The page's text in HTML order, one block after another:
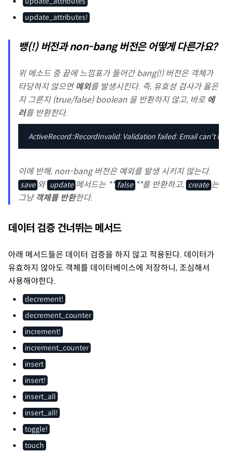
update_attributes!
뱅(!) 버전과 non-bang 버전은 어떻게 다른가요?
위 메소드 중 끝에 느낌표가 들어간 bang(!) 버전은 객체가
타당하지 않으면 예외를 발생시킨다. 즉, 유효성 검사가 옳은
지 그른지 (true/false) boolean 을 반환하지 않고, 바로 에
러를 반환한다.
ActiveRecord::RecordInvalid: Validation failed: Email can't
이에 반해, non-bang 버전은 예외를 발생 시키지 않는다.
save 와 update 메서드는 ** false **를 반환하고, create 는
그냥객체를 반환한다.
데이터 검증 건너뛰는 메서드
아래 메서드들은 데이터 검증을 하지 않고 적용된다. 데이터가
유효하지 않아도 객체를 데이터베이스에 저장하니, 조심해서
사용해야한다.
decrement!
decrement_counter
increment!
increment_counter
insert
insert!
insert_all
insert_all!
toggle!
touch